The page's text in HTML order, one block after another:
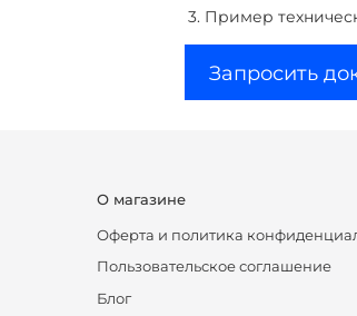
3. Пример
Запросить
О магазине
Оферта и политика
Пользовательское соглашение
Блог